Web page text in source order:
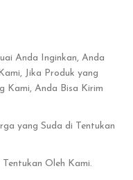
Anda Inginkan, Anda
Jika Produk yang
Kami, Anda Bisa Kirim
yang Suda di Tentukan
Tentukan Oleh Kami.